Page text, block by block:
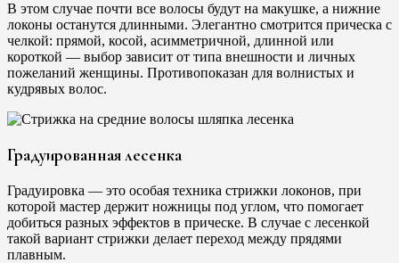
В этом случае почти все волосы будут на макушке, а нижние
локоны останутся длинными. Элегантно смотрится прическа с
челкой: прямой, косой, асимметричной, длинной или
короткой — выбор зависит от типа внешности и личных
пожеланий женщины. Противопоказан для волнистых и
кудрявых волос.
Градуированная лесенка
Градуировка — это особая техника стрижки локонов, при
которой мастер держит ножницы под углом, что помогает
добиться разных эффектов в прическе. В случае с лесенкой
такой вариант стрижки делает переход между прядями
плавным.